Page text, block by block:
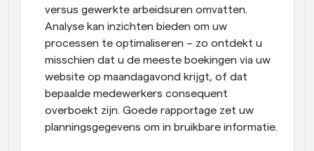
versus gewerkte arbeidsuren omvatten.
Analyse kan inzichten bieden om uw
processen te optimaliseren – zo ontdekt u
misschien dat u de meeste boekingen via uw
website op maandagavond krijgt, of dat
bepaalde medewerkers consequent
overboekt zijn. Goede rapportage zet uw
planningsgegevens om in bruikbare informatie.